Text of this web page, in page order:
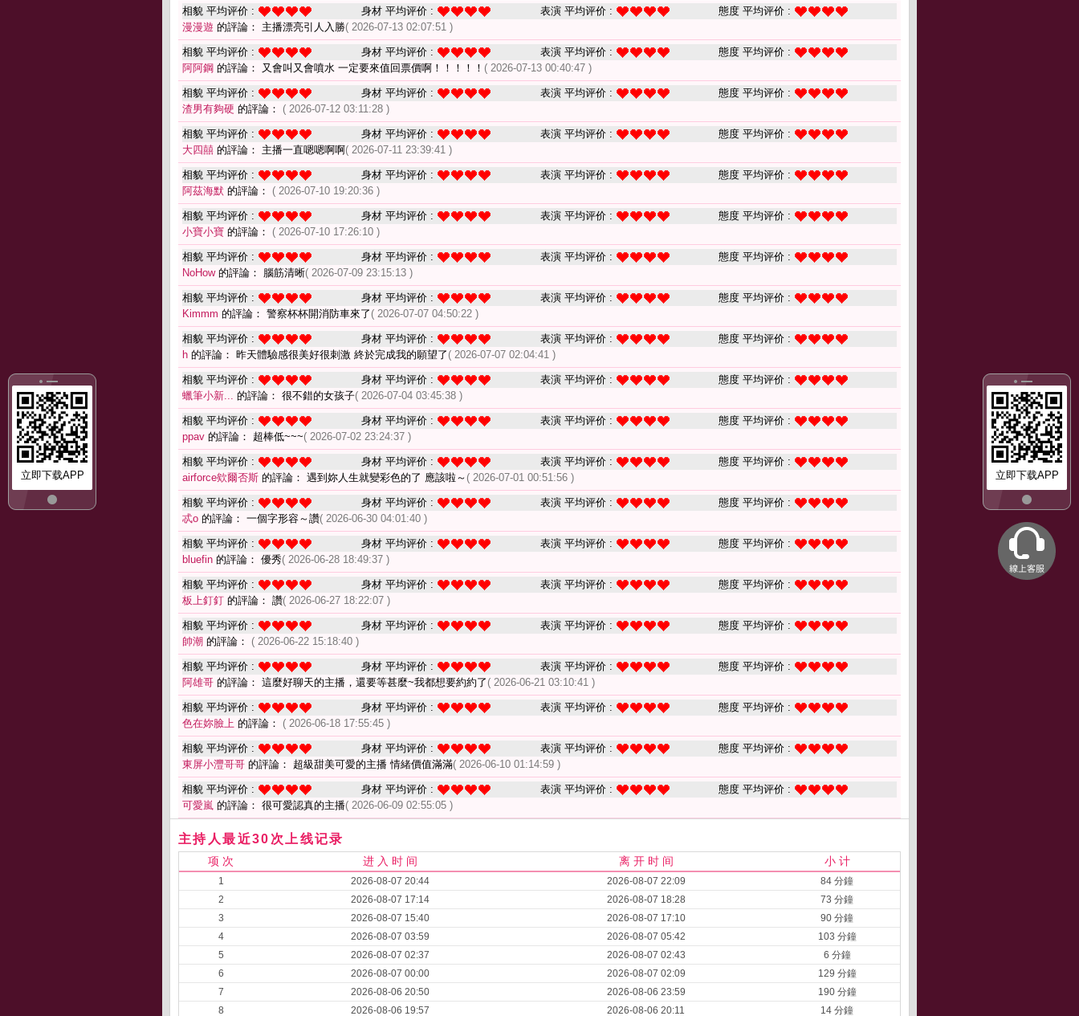
立即下载APP
立即下载APP
相貌 平均评价 : 身材 平均评价 : 表演 平均评价 :
態度 平均评价 :
漫漫遊 的評論： 主播漂亮引人入勝( 2026-07-13 02:07:51 )
相貌 平均评价 : 身材 平均评价 : 表演 平均评价 :
態度 平均评价 :
阿阿鋼 的評論： 又會叫又會噴水 一定要來值回票價啊！！！！！ ( 2026-07-13 00:40:47 )
相貌 平均评价 : 身材 平均评价 : 表演 平均评价 :
態度 平均评价 :
渣男有夠硬 的評論： ( 2026-07-12 03:11:28 )
相貌 平均评价 : 身材 平均评价 : 表演 平均评价 :
態度 平均评价 :
大四囍 的評論： 主播一直嗯嗯啊啊( 2026-07-11 23:39:41 )
相貌 平均评价 : 身材 平均评价 : 表演 平均评价 :
態度 平均评价 :
阿茲海默 的評論： ( 2026-07-10 19:20:36 )
相貌 平均评价 : 身材 平均评价 : 表演 平均评价 :
態度 平均评价 :
小寶小寶 的評論： ( 2026-07-10 17:26:10 )
相貌 平均评价 : 身材 平均评价 : 表演 平均评价 :
態度 平均评价 :
NoHow的評論： 腦筋清晰( 2026-07-09 23:15:13 )
相貌 平均评价 : 身材 平均评价 : 表演 平均评价 :
態度 平均评价 :
Kimmm 的評論： 警察杯杯開消防車來了 ( 2026-07-07 04:50:22 )
相貌 平均评价 : 身材 平均评价 : 表演 平均评价 :
態度 平均评价 :
h 的評論： 昨天體驗感很美好很刺激 終於完成我的願望了 ( 2026-07-07 02:04:41 )
相貌 平均评价 : 身材 平均评价 : 表演 平均评价 :
態度 平均评价 :
蠟筆小新... 的評論： 很不錯的女孩子( 2026-07-04 03:45:38 )
相貌 平均评价 : 身材 平均评价 : 表演 平均评价 :
態度 平均评价 :
ppav 的評論： 超棒低~~~( 2026-07-02 23:24:37 )
相貌 平均评价 : 身材 平均评价 : 表演 平均评价 :
態度 平均评价 :
airforce欸爾否斯 的評論： 遇到妳人生就變彩色的了 應該啦～ ( 2026-07-01 00:51:56 )
相貌 平均评价 : 身材 平均评价 : 表演 平均评价 :
態度 平均评价 :
忒o 的評論： 一個字形容～讚( 2026-06-30 04:01:40 )
相貌 平均评价 : 身材 平均评价 : 表演 平均评价 :
態度 平均评价 :
bluefin 的評論： 優秀( 2026-06-28 18:49:37 )
相貌 平均评价 : 身材 平均评价 : 表演 平均评价 :
態度 平均评价 :
板上釘釘 的評論： 讚( 2026-06-27 18:22:07 )
相貌 平均评价 : 身材 平均评价 : 表演 平均评价 :
態度 平均评价 :
帥潮 的評論： ( 2026-06-22 15:18:40 )
相貌 平均评价 : 身材 平均评价 : 表演 平均评价 :
態度 平均评价 :
阿雄哥 的評論： 這麼好聊天的主播，還要等甚麼~我都想要約約了 ( 2026-06-21 03:10:41 )
相貌 平均评价 : 身材 平均评价 : 表演 平均评价 :
態度 平均评价 :
色在妳臉上 的評論： ( 2026-06-18 17:55:45 )
相貌 平均评价 : 身材 平均评价 : 表演 平均评价 :
態度 平均评价 :
東屏小灃哥哥 的評論： 超級甜美可愛的主播 情緒價值滿滿( 2026-06-10 01:14:59 )
相貌 平均评价 : 身材 平均评价 : 表演 平均评价 :
態度 平均评价 :
可愛嵐 的評論： 很可愛認真的主播( 2026-06-09 02:55:05 )
主持人最近30次上线记录
项 次 进 入 时 间 离 开 时 间 小 计
1 2026-08-07 20:44 2026-08-07 22:09
84 分鐘
2
2026-08-07 17:14 2026-08-07 18:28
73 分鐘
3
2026-08-07 15:40 2026-08-07 17:10
90 分鐘
4
2026-08-07 03:59 2026-08-07 05:42
103 分鐘
5
2026-08-07 02:37 2026-08-07 02:43
6 分鐘
6
2026-08-07 00:00 2026-08-07 02:09
129 分鐘
7
2026-08-06 20:50 2026-08-06 23:59
190 分鐘
8
2026-08-06 19:57 2026-08-06 20:11 14 分鐘